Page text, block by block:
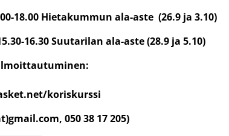
18.00 Hietakummun ala-aste (26.9 ja 3.10)
16.30 Suutarilan ala-aste (28.9 ja 5.10)
koriskurssi
050 38 17 205)